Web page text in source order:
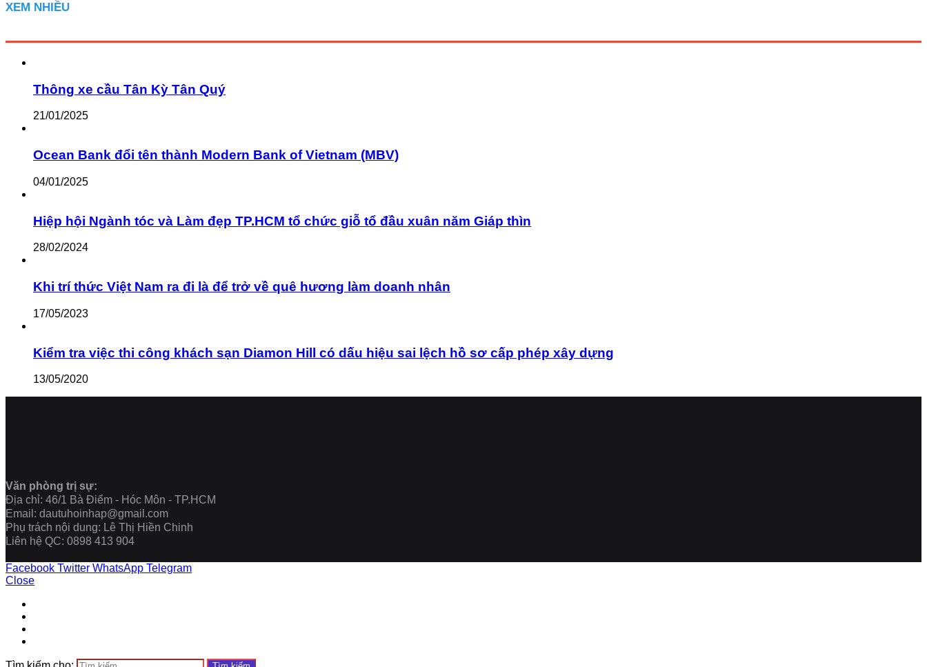
XEM NHIỀU
Thông xe cầu Tân Kỳ Tân Quý
21/01/2025
Ocean Bank đổi tên thành Modern Bank of Vietnam (MBV)
04/01/2025
Hiệp hội Ngành tóc và Làm đẹp TP.HCM tổ chức giỗ tổ đầu xuân năm Giáp thìn
28/02/2024
Khi trí thức Việt Nam ra đi là để trở về quê hương làm doanh nhân
17/05/2023
Kiểm tra việc thi công khách sạn Diamon Hill có dấu hiệu sai lệch hồ sơ cấp phép xây dựng
13/05/2020
Văn phòng trị sự:
Địa chỉ: 46/1 Bà Điểm - Hóc Môn - TP.HCM
Email: dautuhoinhap@gmail.com
Phụ trách nội dung: Lê Thị Hiền Chinh
Liên hệ QC: 0898 413 904
Facebook Twitter WhatsApp Telegram
Close